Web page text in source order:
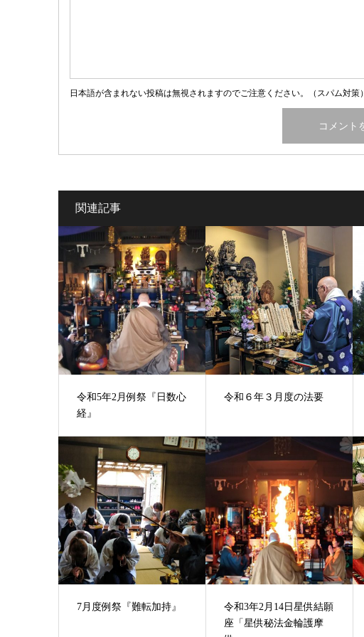
日本語が含まれない投稿は無視されますのでご注意ください。（スパム対策）
関連記事
令和5年2月例祭『日数心
経』
令和６年３月度の法要
7月度例祭『難転加持』
令和3年2月14日星供結願
座「星供秘法金輪護摩